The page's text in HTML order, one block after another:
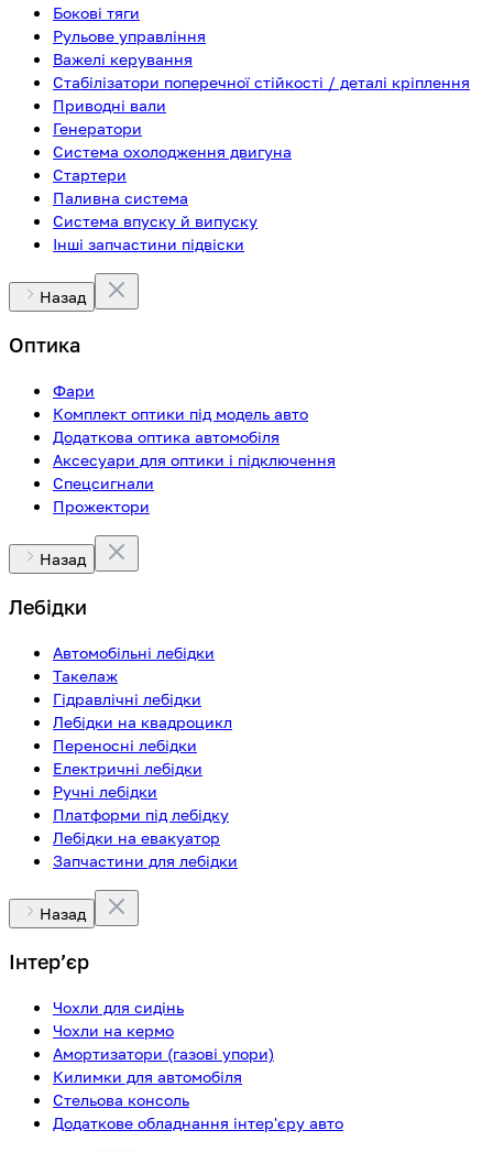
Бокові тяги
Рульове управління
Важелі керування
Стабілізатори поперечної стійкості / деталі кріплення
Приводні вали
Генератори
Система охолодження двигуна
Стартери
Паливна система
Система впуску й випуску
Інші запчастини підвіски
Назад
Оптика
Фари
Комплект оптики під модель авто
Додаткова оптика автомобіля
Аксесуари для оптики і підключення
Спецсигнали
Прожектори
Назад
Лебідки
Автомобільні лебідки
Такелаж
Гідравлічні лебідки
Лебідки на квадроцикл
Переносні лебідки
Електричні лебідки
Ручні лебідки
Платформи під лебідку
Лебідки на евакуатор
Запчастини для лебідки
Назад
Інтерʼєр
Чохли для сидінь
Чохли на кермо
Амортизатори (газові упори)
Килимки для автомобіля
Стельова консоль
Додаткове обладнання інтер'єру авто